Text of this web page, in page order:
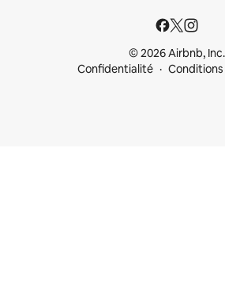
© 2026 Airbnb, Inc.
Confidentialité